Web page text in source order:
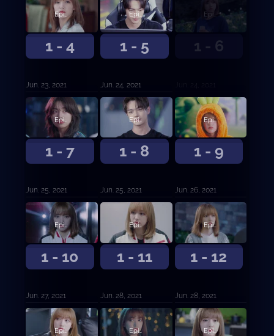
1 - 4
Episodio 4
Jun. 23, 2021
1 - 5
Episodio 5
Jun. 24, 2021
1 - 6
Episodio 6
1 - 7
Jun. 25, 2021
1 - 8
Episodio 8
Jun. 25, 2021
1 - 9
Episodio 9
Jun. 26, 2021
1 - 10
Episodio 10
Jun. 27, 2021
1 - 11
Episodio 11
Jun. 28, 2021
1 - 12
Episodio 12
Jun. 28, 2021
Episodio 13 Episodio 14 Episodio 15